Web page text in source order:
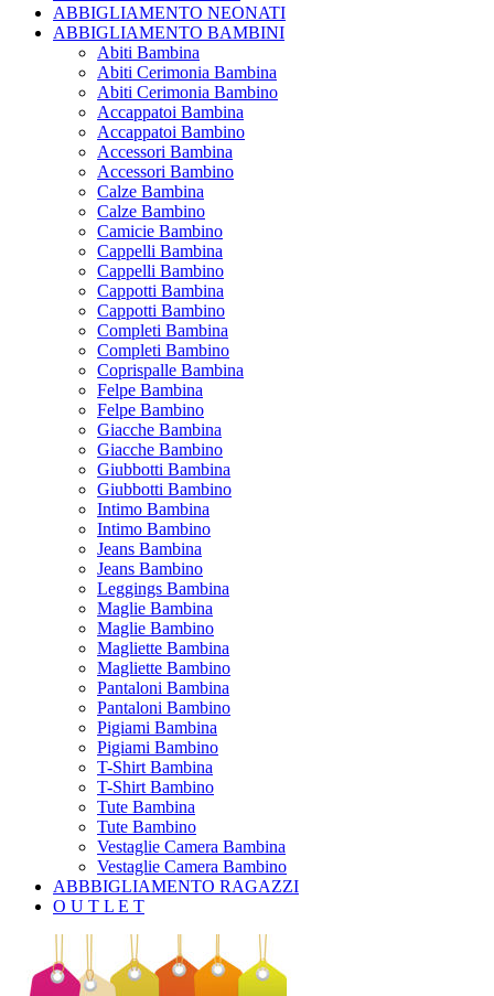
ABBIGLIAMENTO NEONATI
ABBIGLIAMENTO BAMBINI
Abiti Bambina
Abiti Cerimonia Bambina
Abiti Cerimonia Bambino
Accappatoi Bambina
Accappatoi Bambino
Accessori Bambina
Accessori Bambino
Calze Bambina
Calze Bambino
Camicie Bambino
Cappelli Bambina
Cappelli Bambino
Cappotti Bambina
Cappotti Bambino
Completi Bambina
Completi Bambino
Coprispalle Bambina
Felpe Bambina
Felpe Bambino
Giacche Bambina
Giacche Bambino
Giubbotti Bambina
Giubbotti Bambino
Intimo Bambina
Intimo Bambino
Jeans Bambina
Jeans Bambino
Leggings Bambina
Maglie Bambina
Maglie Bambino
Magliette Bambina
Magliette Bambino
Pantaloni Bambina
Pantaloni Bambino
Pigiami Bambina
Pigiami Bambino
T-Shirt Bambina
T-Shirt Bambino
Tute Bambina
Tute Bambino
Vestaglie Camera Bambina
Vestaglie Camera Bambino
ABBBIGLIAMENTO RAGAZZI
O U T L E T